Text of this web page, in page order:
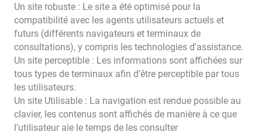
Un site robuste : Le site a été optimisé pour la
compatibilité avec les agents utilisateurs actuels et
futurs (différents navigateurs et terminaux de
consultations), y compris les technologies d'assistance.
Un site perceptible : Les informations sont affichées sur
tous types de terminaux afin d’être perceptible par tous
les utilisateurs.
Un site Utilisable : La navigation est rendue possible au
clavier, les contenus sont affichés de manière à ce que
l’utilisateur aie le temps de les consulter